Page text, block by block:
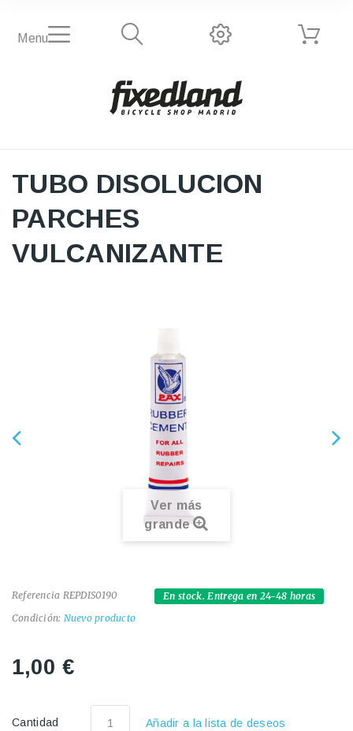
Menu
TUBO DISOLUCION
PARCHES
VULCANIZANTE
Ver más
grande
Referencia REPDIS0190
Condición: Nuevo producto
En stock. Entrega en 24-48 horas
1,00 €
Cantidad Añadir a la lista de deseos